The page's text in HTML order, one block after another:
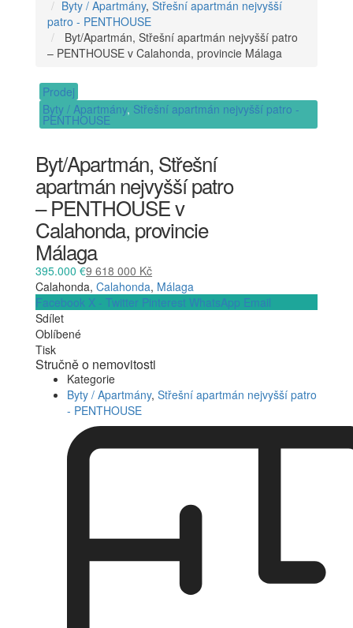
Byty / Apartmány,Střešní apartmán nejvyšší
patro - PENTHOUSE
Byt/Apartmán, Střešní apartmán nejvyšší patro
– PENTHOUSE v Calahonda, provincie Málaga
Prodej
Byty / Apartmány, Střešní apartmán nejvyšší patro -
PENTHOUSE
Byt/Apartmán, Střešní
apartmán nejvyšší patro
– PENTHOUSE v
Calahonda, provincie
Málaga
395.000 €9 618 000 Kč
Calahonda,Calahonda, Málaga
Facebook X - Twitter Pinterest WhatsApp Email
Sdílet
Oblíbené
Tisk
Stručně o nemovitosti
Kategorie
Byty / Apartmány,Střešní apartmán nejvyšší patro
- PENTHOUSE